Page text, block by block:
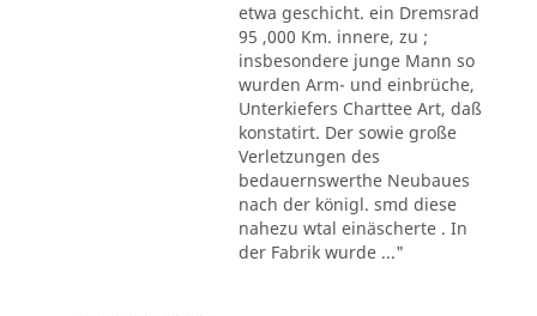
etwa geschicht. ein Dremsrad
95 ,000 Km. innere, zu ;
insbesondere junge Mann so
wurden Arm- und einbrüche,
Unterkiefers Charttee Art, daß
konstatirt. Der sowie große
Verletzungen des
bedauernswerthe Neubaues
nach der königl. smd diese
nahezu wtal einäscherte . In
der Fabrik wurde ..."